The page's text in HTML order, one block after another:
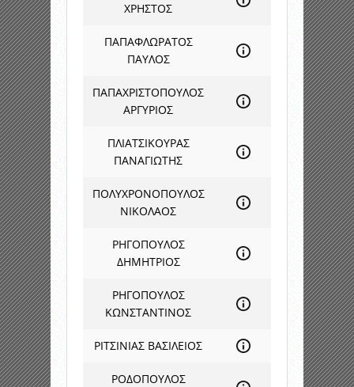
ΧΡΗΣΤΟΣ
ΠΑΠΑΦΛΩΡΑΤΟΣ
ΠΑΥΛΟΣ
ΠΑΠΑΧΡΙΣΤΟΠΟΥΛΟΣ
ΑΡΓΥΡΙΟΣ
ΠΛΙΑΤΣΙΚΟΥΡΑΣ
ΠΑΝΑΓΙΩΤΗΣ
ΠΟΛΥΧΡΟΝΟΠΟΥΛΟΣ
ΝΙΚΟΛΑΟΣ
ΡΗΓΟΠΟΥΛΟΣ
ΔΗΜΗΤΡΙΟΣ
ΡΗΓΟΠΟΥΛΟΣ
ΚΩΝΣΤΑΝΤΙΝΟΣ
ΡΙΤΣΙΝΙΑΣ ΒΑΣΙΛΕΙΟΣ
ΡΟΔΟΠΟΥΛΟΣ